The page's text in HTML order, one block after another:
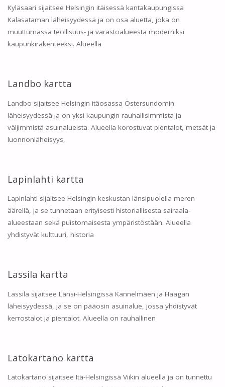
Kyläsaari sijaitsee Helsingin itäisessä kantakaupungissa
Kalasataman läheisyydessä ja on osa aluetta, joka on
muuttumassa teollisuus- ja varastoalueesta moderniksi
kaupunkirakenteeksi. Alueella
Landbo kartta
Landbo sijaitsee Helsingin itäosassa Östersundomin
läheisyydessä ja on yksi kaupungin rauhallisimmista ja
väljimmistä asuinalueista. Alueella korostuvat pientalot, metsät ja
luonnonläheisyys,
Lapinlahti kartta
Lapinlahti sijaitsee Helsingin keskustan länsipuolella meren
äärellä, ja se tunnetaan erityisesti historiallisesta sairaala-
alueestaan sekä puistomaisesta ympäristöstään. Alueella
yhdistyvät kulttuuri, historia
Lassila kartta
Lassila sijaitsee Länsi-Helsingissä Kannelmäen ja Haagan
läheisyydessä, ja se on pääosin asuinalue, jossa yhdistyvät
kerrostalot ja pientalot. Alueella on rauhallinen
Latokartano kartta
Latokartano sijaitsee Itä-Helsingissä Viikin alueella ja on tunnettu